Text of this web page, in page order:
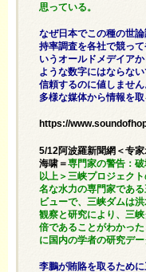
思っている。
なぜ日本でこの種の世
持率調査を各社で競っ
いうオールドメデイア
ような数字にはならな
信頼するのに値しませ
多様な媒体から情報を取
https://
5/12阿波羅新聞網＜专
海啸＝専門家の警告：
以上＞三峡プロジェク
名な水力の専門家であ
ビューで、三峡ダムは
観察と研究により、三
倍であることがわかっ
に国内の学者の研究デー
李鵬が賄賂を取るため